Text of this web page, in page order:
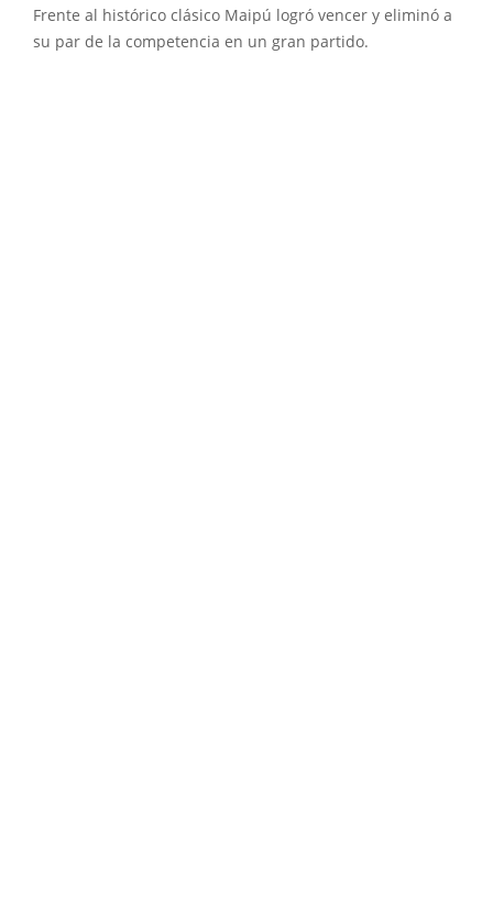
Frente al histórico clásico Maipú logró vencer y eliminó a
su par de la competencia en un gran partido.